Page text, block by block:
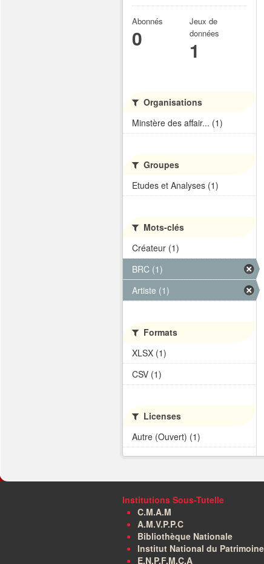
Abonnés
0
Jeux de
données
1
Organisations
Minstère des affair... (1)
Groupes
Etudes et Analyses (1)
Mots-clés
Créateur (1)
BRC (1)
Artiste (1)
Formats
XLSX (1)
CSV (1)
Licenses
Autre (Ouvert) (1)
Institutions Sous-Tutelle
C.M.A.M
A.M.V.P.P.C
Bibliothèque Nationale
Institut National du Patrimoine
E.N.P.F.M.C.A